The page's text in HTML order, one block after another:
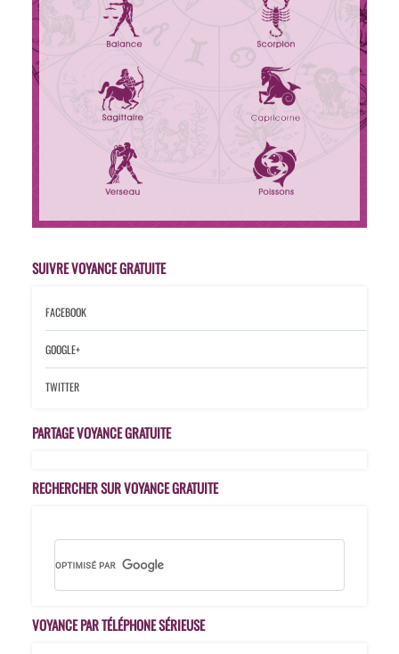
SUIVRE VOYANCE GRATUITE
FACEBOOK
GOOGLE+
TWITTER
PARTAGE VOYANCE GRATUITE
RECHERCHER SUR VOYANCE GRATUITE
VOYANCE PAR TÉLÉPHONE SÉRIEUSE